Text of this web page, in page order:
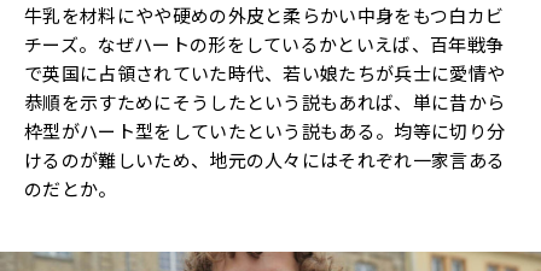
牛乳を材料にやや硬めの外皮と柔らかい中身をもつ白カビ
チーズ。なぜハートの形をしているかといえば、百年戦争
で英国に占領されていた時代、若い娘たちが兵士に愛情や
恭順を示すためにそうしたという説もあれば、単に昔から
枠型がハート型をしていたという説もある。均等に切り分
けるのが難しいため、地元の人々にはそれぞれ一家言ある
のだとか。